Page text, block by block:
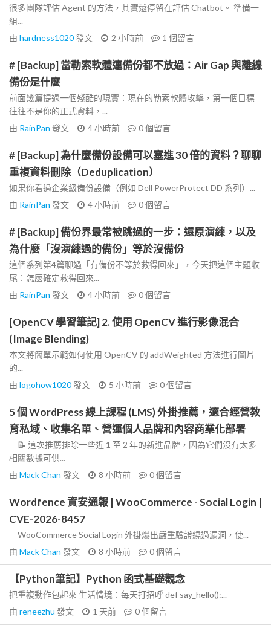
很多團隊評估 Agent 的方法，其實還停留在評估 Chatbot。 準備一
組...
由 hardness1020發文 2 小時前 1 個留言
# [Backup] 當勒索軟體連備份都不放過：Air Gap 與離線
備份是什麼
前面幾篇提過一個殘酷的現實：現在的勒索軟體攻擊，第一個目標
往往不是你的正式資料，...
由 RainPan 發文 4 小時前 0個留言
# [Backup] 為什麼備份設備可以塞進 30 倍的資料？聊聊
重複資料刪除（Deduplication）
如果你看過企業級備份設備（例如 Dell PowerProtect DD 系列）...
由 RainPan 發文 4 小時前 0個留言
# [Backup] 備份界最常被跳過的一步：還原演練，以及
為什麼「沒演練過的備份」等於沒備份
這個系列第4篇聊過「有備份不等於救得回來」，今天把這個主題收
尾：怎麼確定救得回來...
由 RainPan 發文 4 小時前 0個留言
[OpenCV 學習筆記] 2. 使用 OpenCV 進行影像混合
(Image Blending)
本文將簡單示範如何使用 OpenCV 的 addWeighted 方法進行圖片
的...
由 logohow1020發文 5 小時前 0個留言
5 個 WordPress 線上課程 (LMS) 外掛推薦，適合經營教
育私域、收集名單、營運個人品牌和內容商業化部署
📝 這次推薦排除一些近 1 至 2 年的新進品牌，因為它們沒有太多
相關數據可供...
由 Mack Chan 發文 8 小時前 0個留言
Wordfence 資安通報 | WooCommerce - Social Login |
CVE-2026-8457
WooCommerce Social Login 外掛爆出嚴重驗證繞過漏洞，使...
由 Mack Chan 發文 8 小時前 0個留言
【Python筆記】Python 函式基礎觀念
把重複動作包起來 生活情境：每天打招呼 def say_hello():...
由 reneezhu 發文 1 天前 0個留言